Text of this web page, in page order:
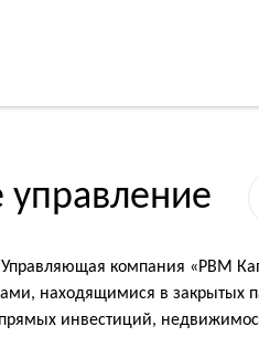
компания «РВМ
находящимися в закрытых
инвестиций,